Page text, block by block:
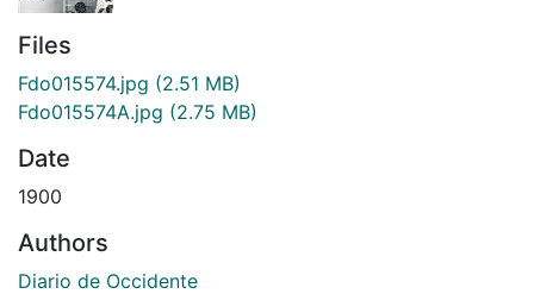
Files
Fdo015574.jpg (2.51 MB)
Fdo015574A.jpg (2.75 MB)
Date
1900
Authors
Diario de Occidente